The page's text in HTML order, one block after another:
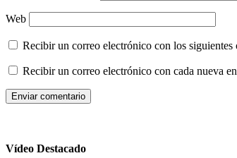
Web
Recibir un correo electrónico con los siguientes
Recibir un correo electrónico con cada nueva
Vídeo Destacado